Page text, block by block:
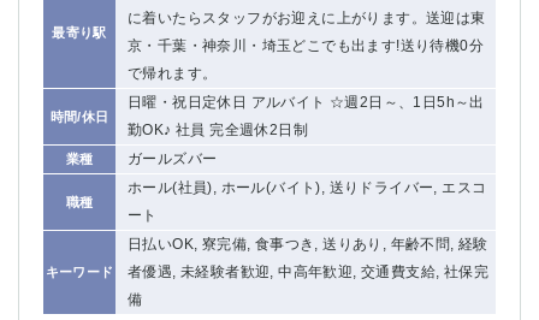
最寄り駅
に着いたらスタッフがお迎えに上がります。送迎は東
京・千葉・神奈川・埼玉どこでも出ます!送り待機0分
で帰れます。
時間/休日
日曜・祝日定休日 アルバイト ☆週2日～、1日5h～出
勤OK♪ 社員 完全週休2日制
業種 ガールズバー
職種
ホール(社員), ホール(バイト), 送りドライバー, エスコ
ート
キーワード
日払いOK, 寮完備, 食事つき, 送りあり, 年齢不問, 経験
者優遇, 未経験者歓迎, 中高年歓迎, 交通費支給, 社保完
備